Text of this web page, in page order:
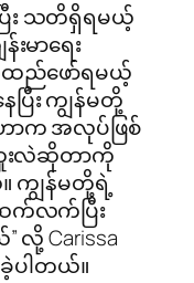
ြီး သတိရှိရမယ့်
မာရေး
ည်ဖော်ရမယ့်
ပြီး ကျွန်မတို့
ာက အလုပ်ဖြစ်
းလဲဆိုတာကို
ကျွန်မတို့ရဲ့
က်လက်ပြီး
လို့ Carissa
ပါတယ်။